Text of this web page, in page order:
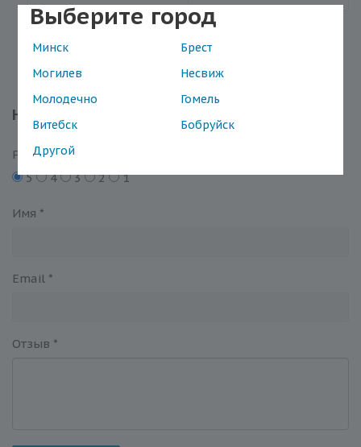
Выберите город
Минск
Брест
Могилев
Несвиж
Молодечно
Гомель
Витебск
Бобруйск
Другой
Написать отзыв
Рейтинг
5
4 3 2 1
Имя *
Email *
Отзыв *